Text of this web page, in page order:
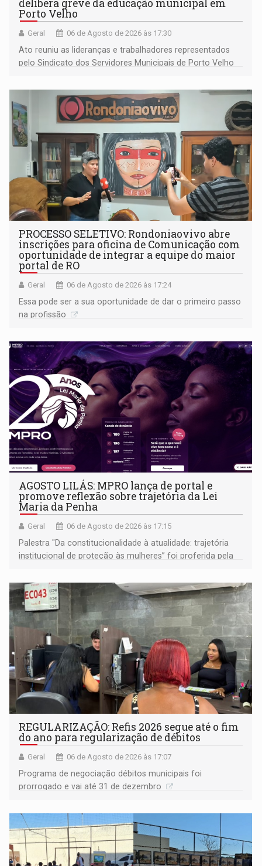
delibera greve da educação municipal em
Porto Velho
Geral 06 de Agosto de 2026 às 17:30
Ato reuniu as lideranças e trabalhadores representados
pelo Sindicato dos Servidores Municipais de Porto Velho
PROCESSO SELETIVO: Rondoniaovivo abre
inscrições para oficina de Comunicação com
oportunidade de integrar a equipe do maior
portal de RO
Geral 06 de Agosto de 2026 às 17:24
Essa pode ser a sua oportunidade de dar o primeiro passo
na profissão
AGOSTO LILÁS: MPRO lança de portal e
promove reflexão sobre trajetória da Lei
Maria da Penha
Geral 06 de Agosto de 2026 às 17:15
Palestra "Da constitucionalidade à atualidade: trajetória
institucional de proteção às mulheres” foi proferida pela
Goiás
REGULARIZAÇÃO: Refis 2026 segue até o fim
do ano para regularização de débitos
Geral 06 de Agosto de 2026 às 17:07
Programa de negociação débitos municipais foi
prorrogado e vai até 31 de dezembro